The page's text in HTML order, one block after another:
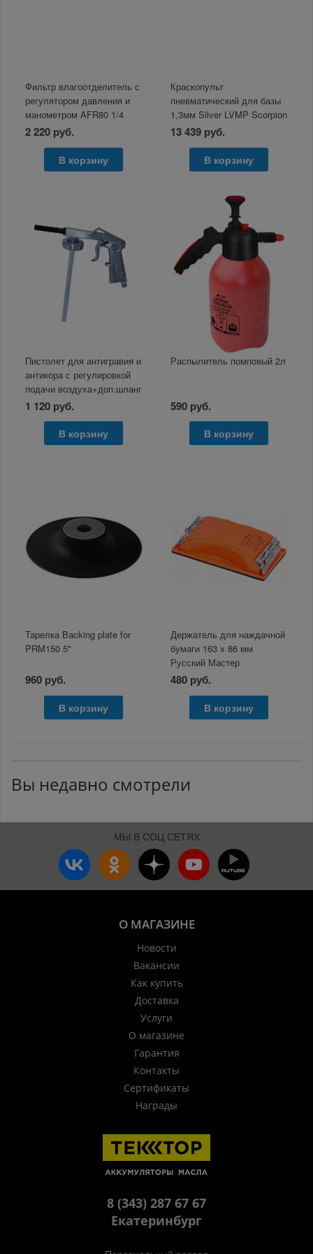
Фильтр влагоотделитель с
регулятором давления и
манометром AFR80 1/4
ZIPLAB
2 220 руб.
В корзину
Краскопульт
пневматический для базы
1,3мм Silver LVMP Scorpion
13 439 руб.
В корзину
Пистолет для антигравия и
антикора с регулировкой
подачи воздуха+доп.шланг
ZIP LAB
1 120 руб.
В корзину
Распылитель помповый 2л
590 руб.
В корзину
Тарелка Backing plate for
PRM150 5"
960 руб.
В корзину
Держатель для наждачной
бумаги 163 х 86 мм
Русский Мастер
480 руб.
В корзину
Вы недавно смотрели
МЫ В СОЦ СЕТЯХ
О МАГАЗИНЕ
Новости
Вакансии
Как купить
Доставка
Услуги
О магазине
Гарантия
Контакты
Сертификаты
Награды
8 (343) 287 67 67
Екатеринбург